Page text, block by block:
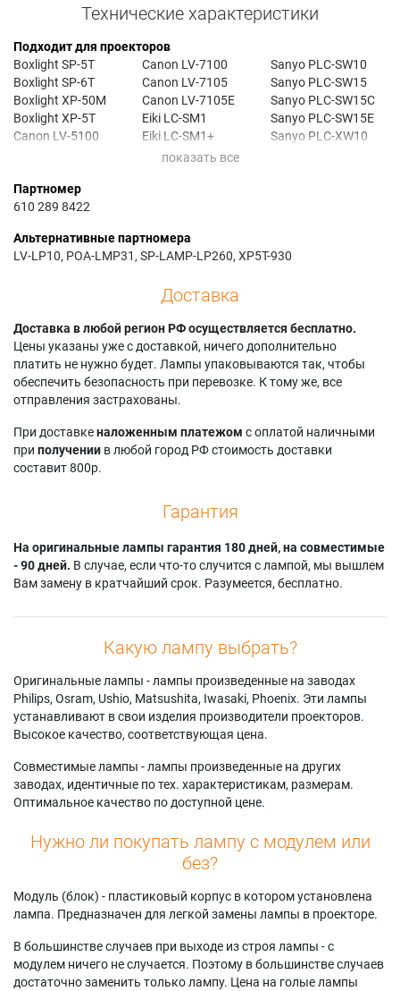
Технические характеристики
Подходит для проекторов
Boxlight SP-5T
Boxlight SP-6T
Boxlight XP-50M
Boxlight XP-5T
Canon LV-5100
Canon LV-5110E
Canon LV-51X0
Canon LV-7100
Canon LV-7105
Canon LV-7105E
Eiki LC-SM1
Eiki LC-SM1+
Eiki LC-SM1E
Sanyo PLC-SW10
Sanyo PLC-SW15
Sanyo PLC-SW15C
Sanyo PLC-SW15E
Sanyo PLC-XW10
Партномер
610 289 8422
Альтернативные партномера
LV-LP10, POA-LMP31, SP-LAMP-LP260, XP5T-930
Доставка
Доставка в любой регион РФ осуществляется бесплатно.
Цены указаны уже с доставкой, ничего дополнительно
платить не нужно будет. Лампы упаковываются так, чтобы
обеспечить безопасность при перевозке. К тому же, все
отправления застрахованы.
При доставкеналоженным платежом с оплатой наличными
при получении в любой город РФ стоимость доставки
составит 800р.
Гарантия
На оригинальные лампы гарантия 180 дней, на совместимые
- 90 дней. В случае, если что-то случится с лампой, мы вышлем
Вам замену в кратчайший срок. Разумеется, бесплатно.
Какую лампу выбрать?
Оригинальные лампы - лампы произведенные на заводах
Philips, Osram, Ushio, Matsushita, Iwasaki, Phoenix. Эти лампы
устанавливают в свои изделия производители проекторов.
Высокое качество, соответствующая цена.
Совместимые лампы - лампы произведенные на других
заводах, идентичные по тех. характеристикам, размерам.
Оптимальное качество по доступной цене.
Нужно ли покупать лампу с модулем или
без?
Модуль (блок) - пластиковый корпус в котором установлена
лампа. Предназначен для легкой замены лампы в проекторе.
В большинстве случаев при выходе из строя лампы - с
модулем ничего не случается. Поэтому в большинстве случаев
достаточно заменить только лампу. Цена на голые лампы